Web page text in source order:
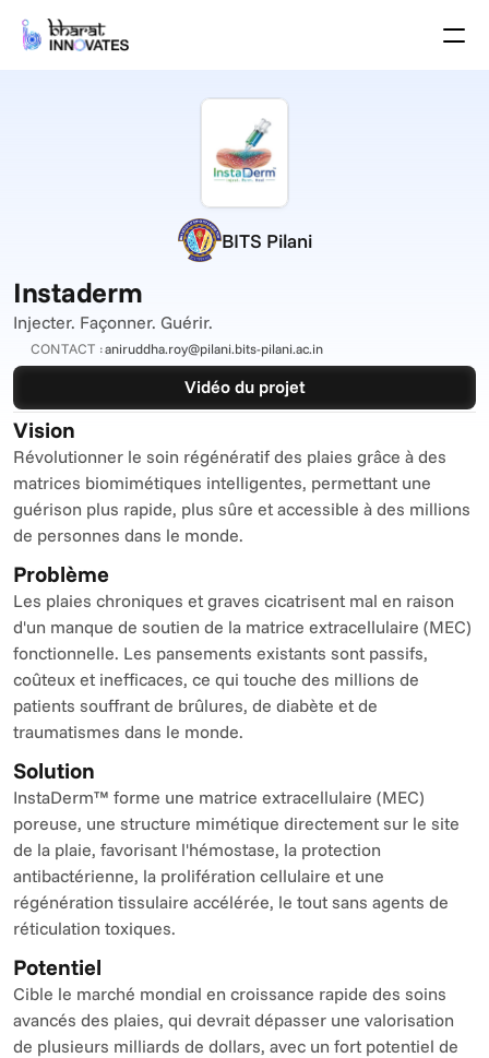
Lieu de l'événement
Événements passés
Select Language
BITS Pilani
Instaderm
Injecter. Façonner. Guérir.
CONTACT :aniruddha.roy@pilani.bits-pilani.ac.in
Vidéo du projet
Vision
Révolutionner le soin régénératif des plaies grâce à des
matrices biomimétiques intelligentes, permettant une
guérison plus rapide, plus sûre et accessible à des millions
de personnes dans le monde.
Problème
Les plaies chroniques et graves cicatrisent mal en raison
d'un manque de soutien de la matrice extracellulaire (MEC)
fonctionnelle. Les pansements existants sont passifs,
coûteux et inefficaces, ce qui touche des millions de
patients souffrant de brûlures, de diabète et de
traumatismes dans le monde.
Solution
InstaDerm™ forme une matrice extracellulaire (MEC)
poreuse, une structure mimétique directement sur le site
de la plaie, favorisant l'hémostase, la protection
antibactérienne, la prolifération cellulaire et une
régénération tissulaire accélérée, le tout sans agents de
réticulation toxiques.
Potentiel
Cible le marché mondial en croissance rapide des soins
avancés des plaies, qui devrait dépasser une valorisation
de plusieurs milliards de dollars, avec un fort potentiel de